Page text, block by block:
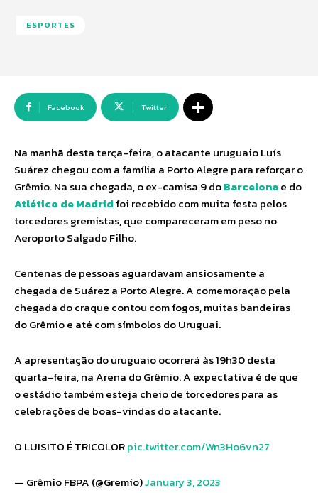
ESPORTES
Facebook Twitter
Na manhã desta terça-feira, o atacante uruguaio Luís
Suárez chegou com a família a Porto Alegre para reforçar o
Grêmio. Na sua chegada, o ex-camisa 9 doBarcelonae do
Atlético de Madrid foi recebido com muita festa pelos
torcedores gremistas, que compareceram em peso no
Aeroporto Salgado Filho.
Centenas de pessoas aguardavam ansiosamente a
chegada de Suárez a Porto Alegre. A comemoração pela
chegada do craque contou com fogos, muitas bandeiras
do Grêmio e até com símbolos do Uruguai.
A apresentação do uruguaio ocorrerá às 19h30 desta
quarta-feira, na Arena do Grêmio. A expectativa é de que
o estádio também esteja cheio de torcedores para as
celebrações de boas-vindas do atacante.
O LUISITO É TRICOLORpic.twitter.com/Wn3Ho6vn27
— Grêmio FBPA (@Gremio)January 3, 2023